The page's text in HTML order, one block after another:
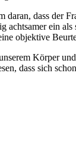
dass der
ein
objektive
Körper
dass sich